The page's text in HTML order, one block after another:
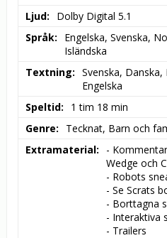
Ljud
Dolby Digital 5.1
Språk
Engelska, Svenska,
Isländska
Textning
Svenska,
Engelska
Speltid
1 tim 18 min
Genre
Tecknat, Barn och
Extramaterial
-
Wedge och
- Robots
- Se Scrats
- Borttagna
- Interaktiva
- Trailers